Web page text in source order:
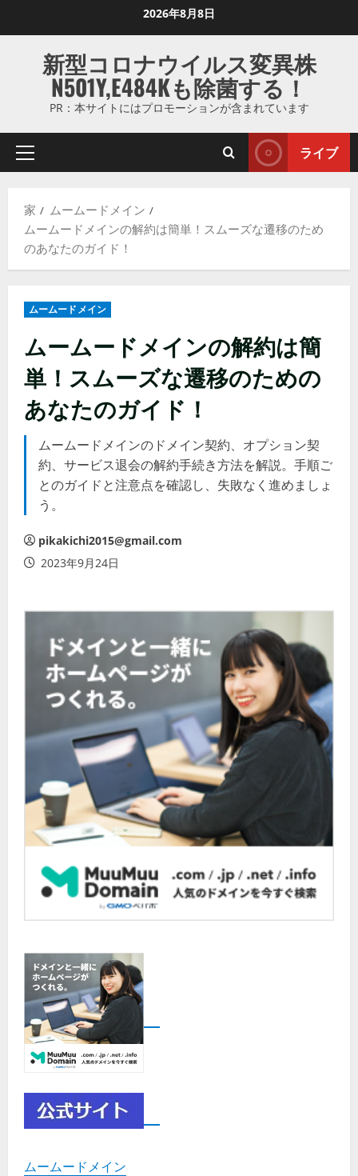
ス
ッ
2026年8月8日
新型コロナウイルス変異株
N501Y,E484Kも除菌する！
PR：本サイトにはプロモーションが含まれています
プ
マ
リ
メ
ー
ライブ
家
ムームードメイン
ムームードメインの解約は簡単！スムーズな遷移のため
のあなたのガイド！
ムームードメイン
ムームードメインの解約は簡
単！スムーズな遷移のための
あなたのガイド！
ムームードメインのドメイン契約、オプション契
約、サービス退会の解約手続き方法を解説。手順ご
とのガイドと注意点を確認し、失敗なく進めましょ
う。
pikakichi2015@gmail.com
2023年9月24日
ムームードメイン